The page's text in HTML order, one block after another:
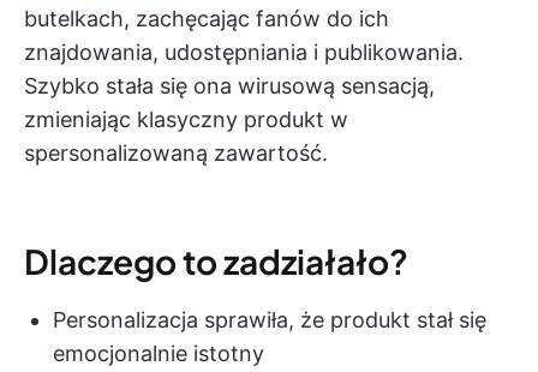
butelkach, zachęcając fanów do ich
znajdowania, udostępniania i publikowania.
Szybko stała się ona wirusową sensacją,
zmieniając klasyczny produkt w
spersonalizowaną zawartość.
Dlaczego to zadziałało?
Personalizacja sprawiła, że produkt stał się
emocjonalnie istotny